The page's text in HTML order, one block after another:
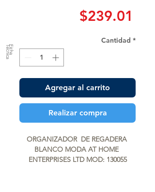
F
ic
h
a
T
é
c
n
ic
a
$239.01
Cantidad *
Agregar al carrito
Realizar compra
ORGANIZADOR  DE REGADERA
BLANCO MODA AT HOME
ENTERPRISES LTD MOD: 130055